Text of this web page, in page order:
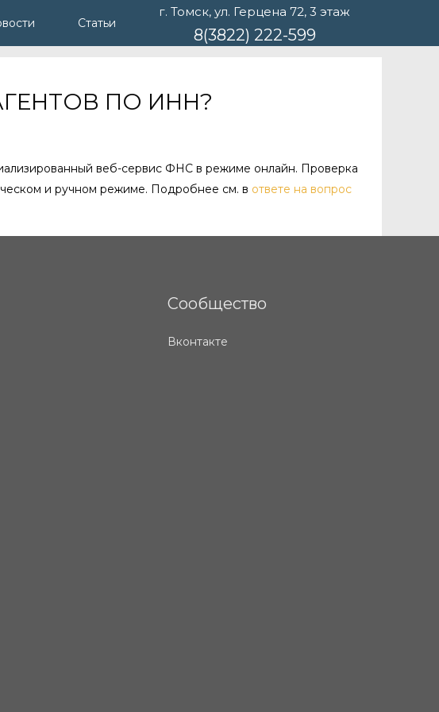
Статьи
г. Томск, ул. Герцена 72, 3 этаж
8(3822) 222-599
ПО ИНН?
веб-сервис ФНС в режиме онлайн. Проверка
и ручном режиме. Подробнее см. в ответе на вопрос
Сообщество
Вконтакте